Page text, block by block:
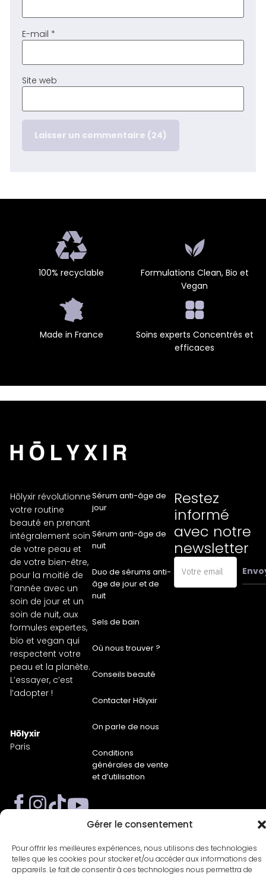
Gérer le consentement
Pour offrir les meilleures expériences, nous utilisons des technologies
telles que les cookies pour stocker et/ou accéder aux informations des
appareils. Le fait de consentir à ces technologies nous permettra de
E-mail *
Site web
100% recyclable
Formulations Clean, Bio et
Vegan
Made in France
Soins experts Concentrés et
efficaces
Hōlyxir révolutionne
votre routine
beauté en prenant
intégralement soin
de votre peau et
de votre bien-être,
pour la moitié de
l’année avec un
soin de jour et un
soin de nuit, aux
formules expertes,
bio et vegan qui
respectent votre
peau et la planète.
L’essayer, c’est
l’adopter !
Hōlyxir
Paris
Sérum anti-âge de
jour
Sérum anti-âge de
nuit
Duo de sérums anti-
âge de jour et de
nuit
Sels de bain
Où nous trouver ?
Conseils beauté
Contacter Hōlyxir
On parle de nous
Conditions
générales de vente
et d’utilisation
Restez
informé
avec notre
newsletter